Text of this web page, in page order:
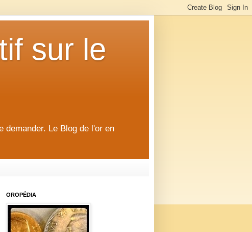
sur le
demander. Le Blog de l'or en
OROPÉDIA